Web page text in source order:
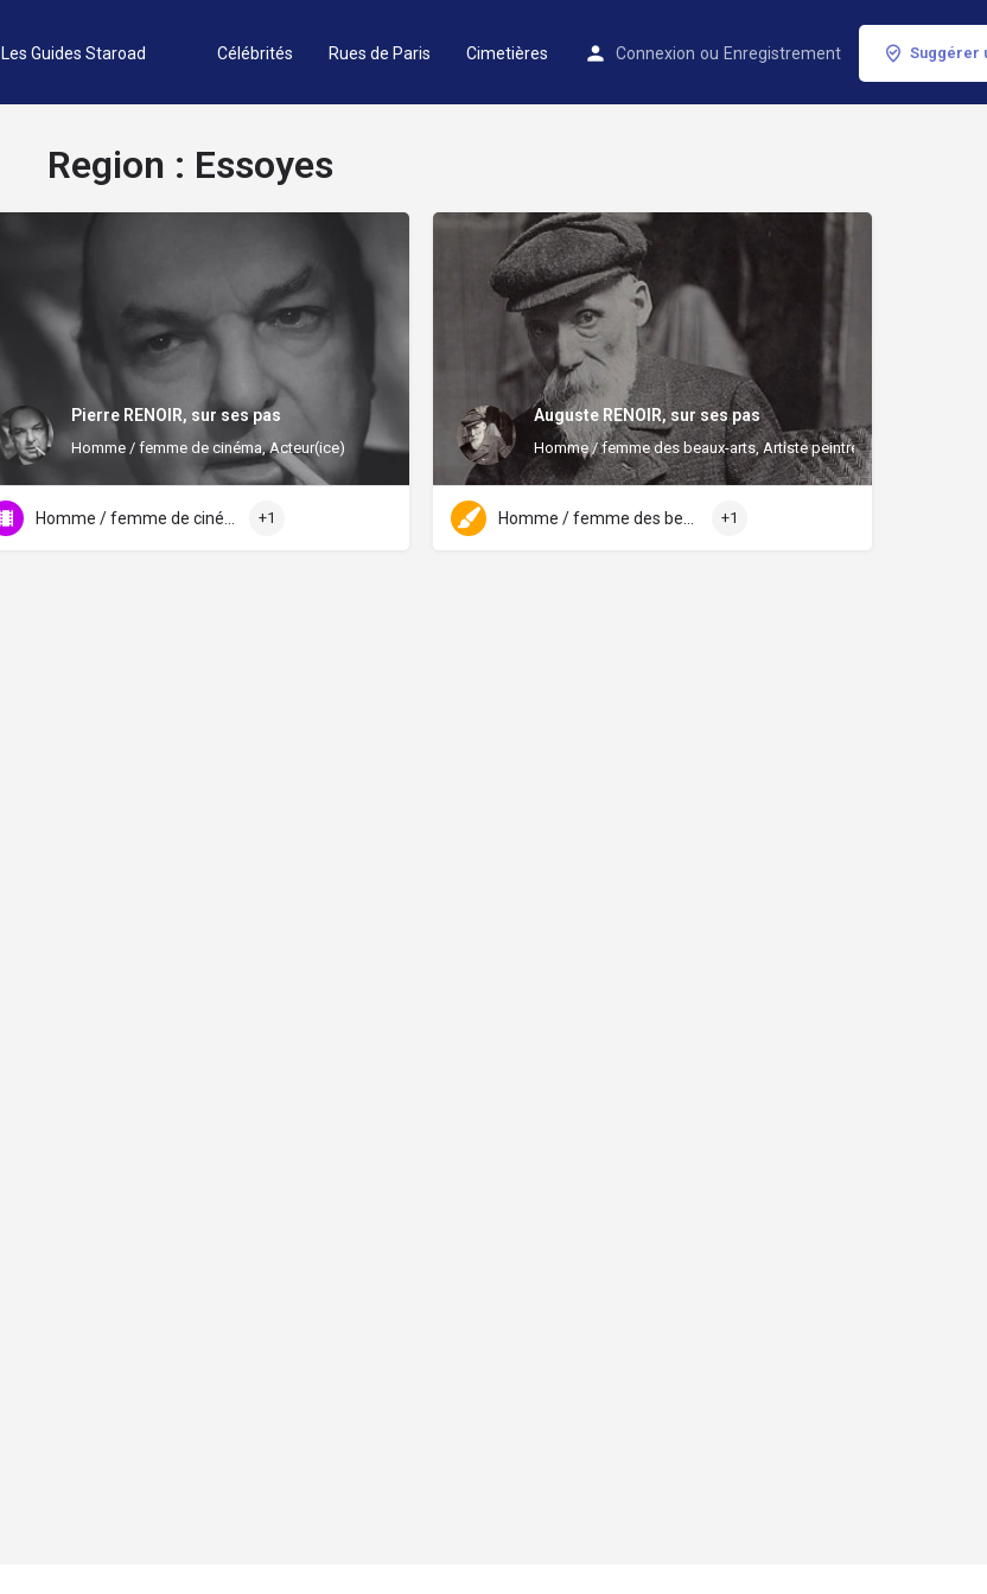
Les Guides Staroad Célébrités Rues de Paris Cimetières Connexion ou Enregistrement Suggérer
Region : Essoyes
Pierre RENOIR, sur ses pas
Homme / femme de cinéma, Acteur(ice)
+1
Auguste RENOIR, sur ses pas
Homme / femme des beaux-arts, Artiste peintre
+1